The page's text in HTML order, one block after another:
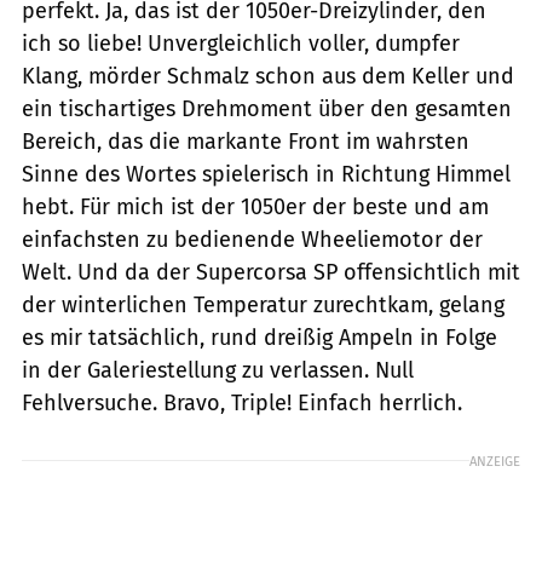
perfekt. Ja, das ist der 1050er-Dreizylinder, den
ich so liebe! Unvergleichlich voller, dumpfer
Klang, mörder Schmalz schon aus dem Keller und
ein tischartiges Drehmoment über den gesamten
Bereich, das die markante Front im wahrsten
Sinne des Wortes spielerisch in Richtung Himmel
hebt. Für mich ist der 1050er der beste und am
einfachsten zu bedienende Wheeliemotor der
Welt. Und da der Supercorsa SP offensichtlich mit
der winterlichen Temperatur zurechtkam, gelang
es mir tatsächlich, rund dreißig Ampeln in Folge
in der Galeriestellung zu verlassen. Null
Fehlversuche. Bravo, Triple! Einfach herrlich.
ANZEIGE